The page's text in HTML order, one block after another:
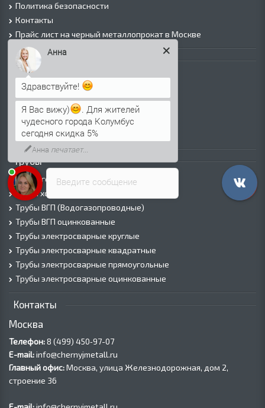
Политика безопасности
Контакты
Прайс лист на черный металлопрокат в Москве
Листовой прокат
Лист г/к
Лист х/к
Просечно-вытяжной лист (ПВЛ)
Лист рифленый
Лист оцинкованный
Трубы
Трубы горячедеформированные
Труба холоднодеформированная
Трубы ВГП (Водогазопроводные)
Трубы ВГП оцинкованные
Трубы электросварные круглые
Трубы электросварные квадратные
Трубы электросварные прямоугольные
Трубы электросварные оцинкованные
Контакты
Москва
Телефон:8 (499) 450‑97-07
E-mail:info@chernyjmetall.ru
Главный офис:Москва, улица Железнодорожная, дом 2,
строение 36
Введите сообщение
Здравствуйте!
Я Вас вижу)
. Для жителей
чудесного города Колумбус
сегодня скидка 5%